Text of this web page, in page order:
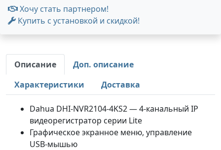
Хочу стать партнером!
Купить с установкой и скидкой!
Описание
Доп. описание
Характеристики
Доставка
Dahua DHI-NVR2104-4KS2 — 4-канальный IP
видеорегистратор серии Lite
Графическое экранное меню, управление
USB-мышью